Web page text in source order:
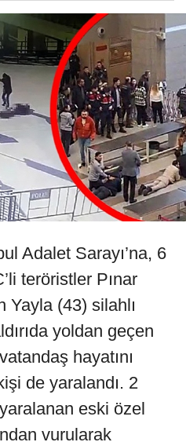
Adalet Sarayı’na, 6
teröristler Pınar
Yayla (43) silahlı
yoldan geçen
hayatını
de yaralandı. 2
eski özel
vurularak